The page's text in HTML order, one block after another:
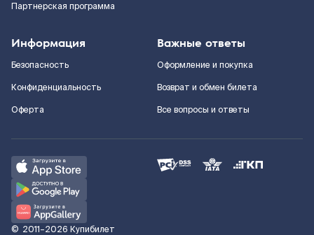
Партнерская программа
Информация
Безопасность
Конфиденциальность
Оферта
Важные ответы
Оформление и покупка
Возврат и обмен билета
Все вопросы и ответы
© 2011–2026 Купибилет